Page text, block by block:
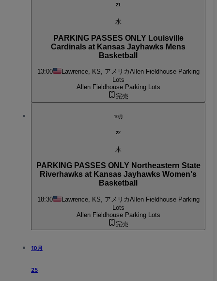
21
水
PARKING PASSES ONLY Louisville
Cardinals at Kansas Jayhawks Mens
Basketball
13:00 Lawrence, KS, アメリカAllen Fieldhouse Parking
Lots
Allen Fieldhouse Parking Lots
完売
10月
22
木
PARKING PASSES ONLY Northeastern State
Riverhawks at Kansas Jayhawks Women's
Basketball
18:30 Lawrence, KS, アメリカAllen Fieldhouse Parking
Lots
Allen Fieldhouse Parking Lots
完売
10月
25